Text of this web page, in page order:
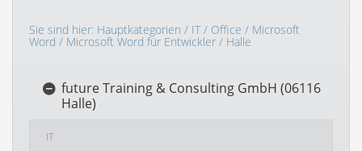
Sie sind hier: Hauptkategorien / IT/ Office / Microsoft
Word / Microsoft Word für Entwickler / Halle
future Training & Consulting GmbH (06116
Halle)
IT